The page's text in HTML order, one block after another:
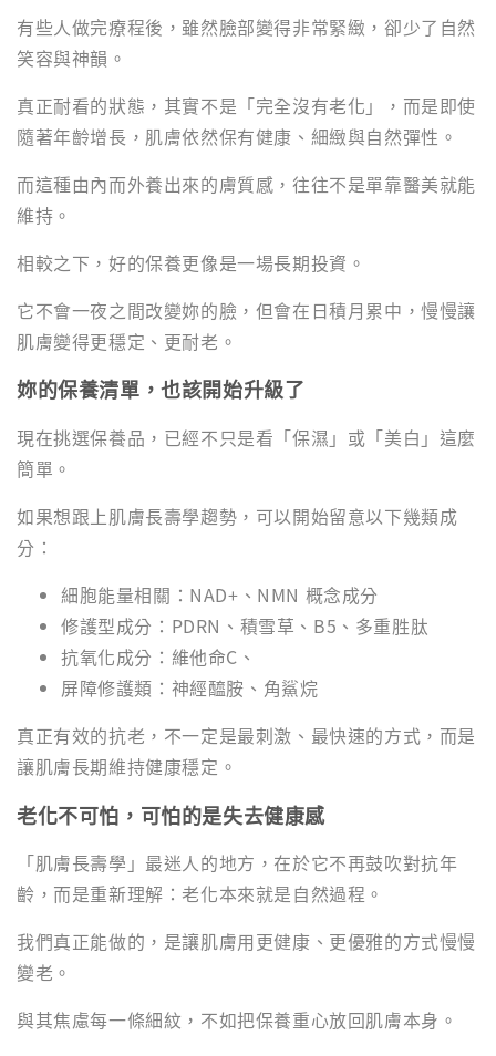
有些人做完療程後，雖然臉部變得非常緊緻，卻少了自然
笑容與神韻。
真正耐看的狀態，其實不是「完全沒有老化」，而是即使
隨著年齡增長，肌膚依然保有健康、細緻與自然彈性。
而這種由內而外養出來的膚質感，往往不是單靠醫美就能
維持。
相較之下，好的保養更像是一場長期投資。
它不會一夜之間改變妳的臉，但會在日積月累中，慢慢讓
肌膚變得更穩定、更耐老。
妳的保養清單，也該開始升級了
現在挑選保養品，已經不只是看「保濕」或「美白」這麼
簡單。
如果想跟上肌膚長壽學趨勢，可以開始留意以下幾類成
分：
細胞能量相關：NAD+、NMN 概念成分
修護型成分：PDRN、積雪草、B5、多重胜肽
抗氧化成分：維他命C、
屏障修護類：神經醯胺、角鯊烷
真正有效的抗老，不一定是最刺激、最快速的方式，而是
讓肌膚長期維持健康穩定。
老化不可怕，可怕的是失去健康感
「肌膚長壽學」最迷人的地方，在於它不再鼓吹對抗年
齡，而是重新理解：老化本來就是自然過程。
我們真正能做的，是讓肌膚用更健康、更優雅的方式慢慢
變老。
與其焦慮每一條細紋，不如把保養重心放回肌膚本身。